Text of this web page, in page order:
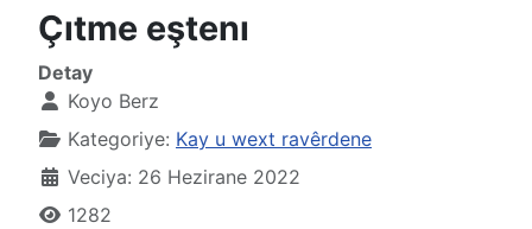
Çıtme eştenı
Detay
Koyo Berz
Kategoriye: Kay u wext ravêrdene
Veciya: 26 Hezirane 2022
1282